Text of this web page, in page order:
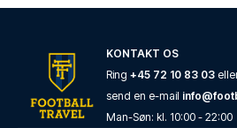
KONTAKT OS
Ring +45 72 10 83 03
send en e-mail
Man-Søn: kl. 10:00 - 22:00